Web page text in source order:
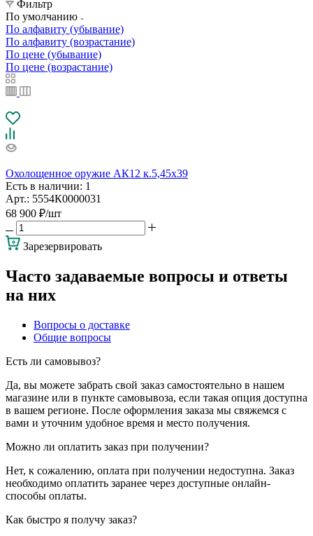
Фильтр
По умолчанию
По алфавиту (убывание)
По алфавиту (возрастание)
По цене (убывание)
По цене (возрастание)
Охолощенное оружие АК12 к.5,45х39
Есть в наличии: 1
Арт.: 5554К0000031
68 900 ₽/шт
Зарезервировать
Часто задаваемые вопросы и ответы
на них
Вопросы о доставке
Общие вопросы
Есть ли самовывоз?
Да, вы можете забрать свой заказ самостоятельно в нашем
магазине или в пункте самовывоза, если такая опция доступна
в вашем регионе. После оформления заказа мы свяжемся с
вами и уточним удобное время и место получения.
Можно ли оплатить заказ при получении?
Нет, к сожалению, оплата при получении недоступна. Заказ
необходимо оплатить заранее через доступные онлайн-
способы оплаты.
Как быстро я получу заказ?